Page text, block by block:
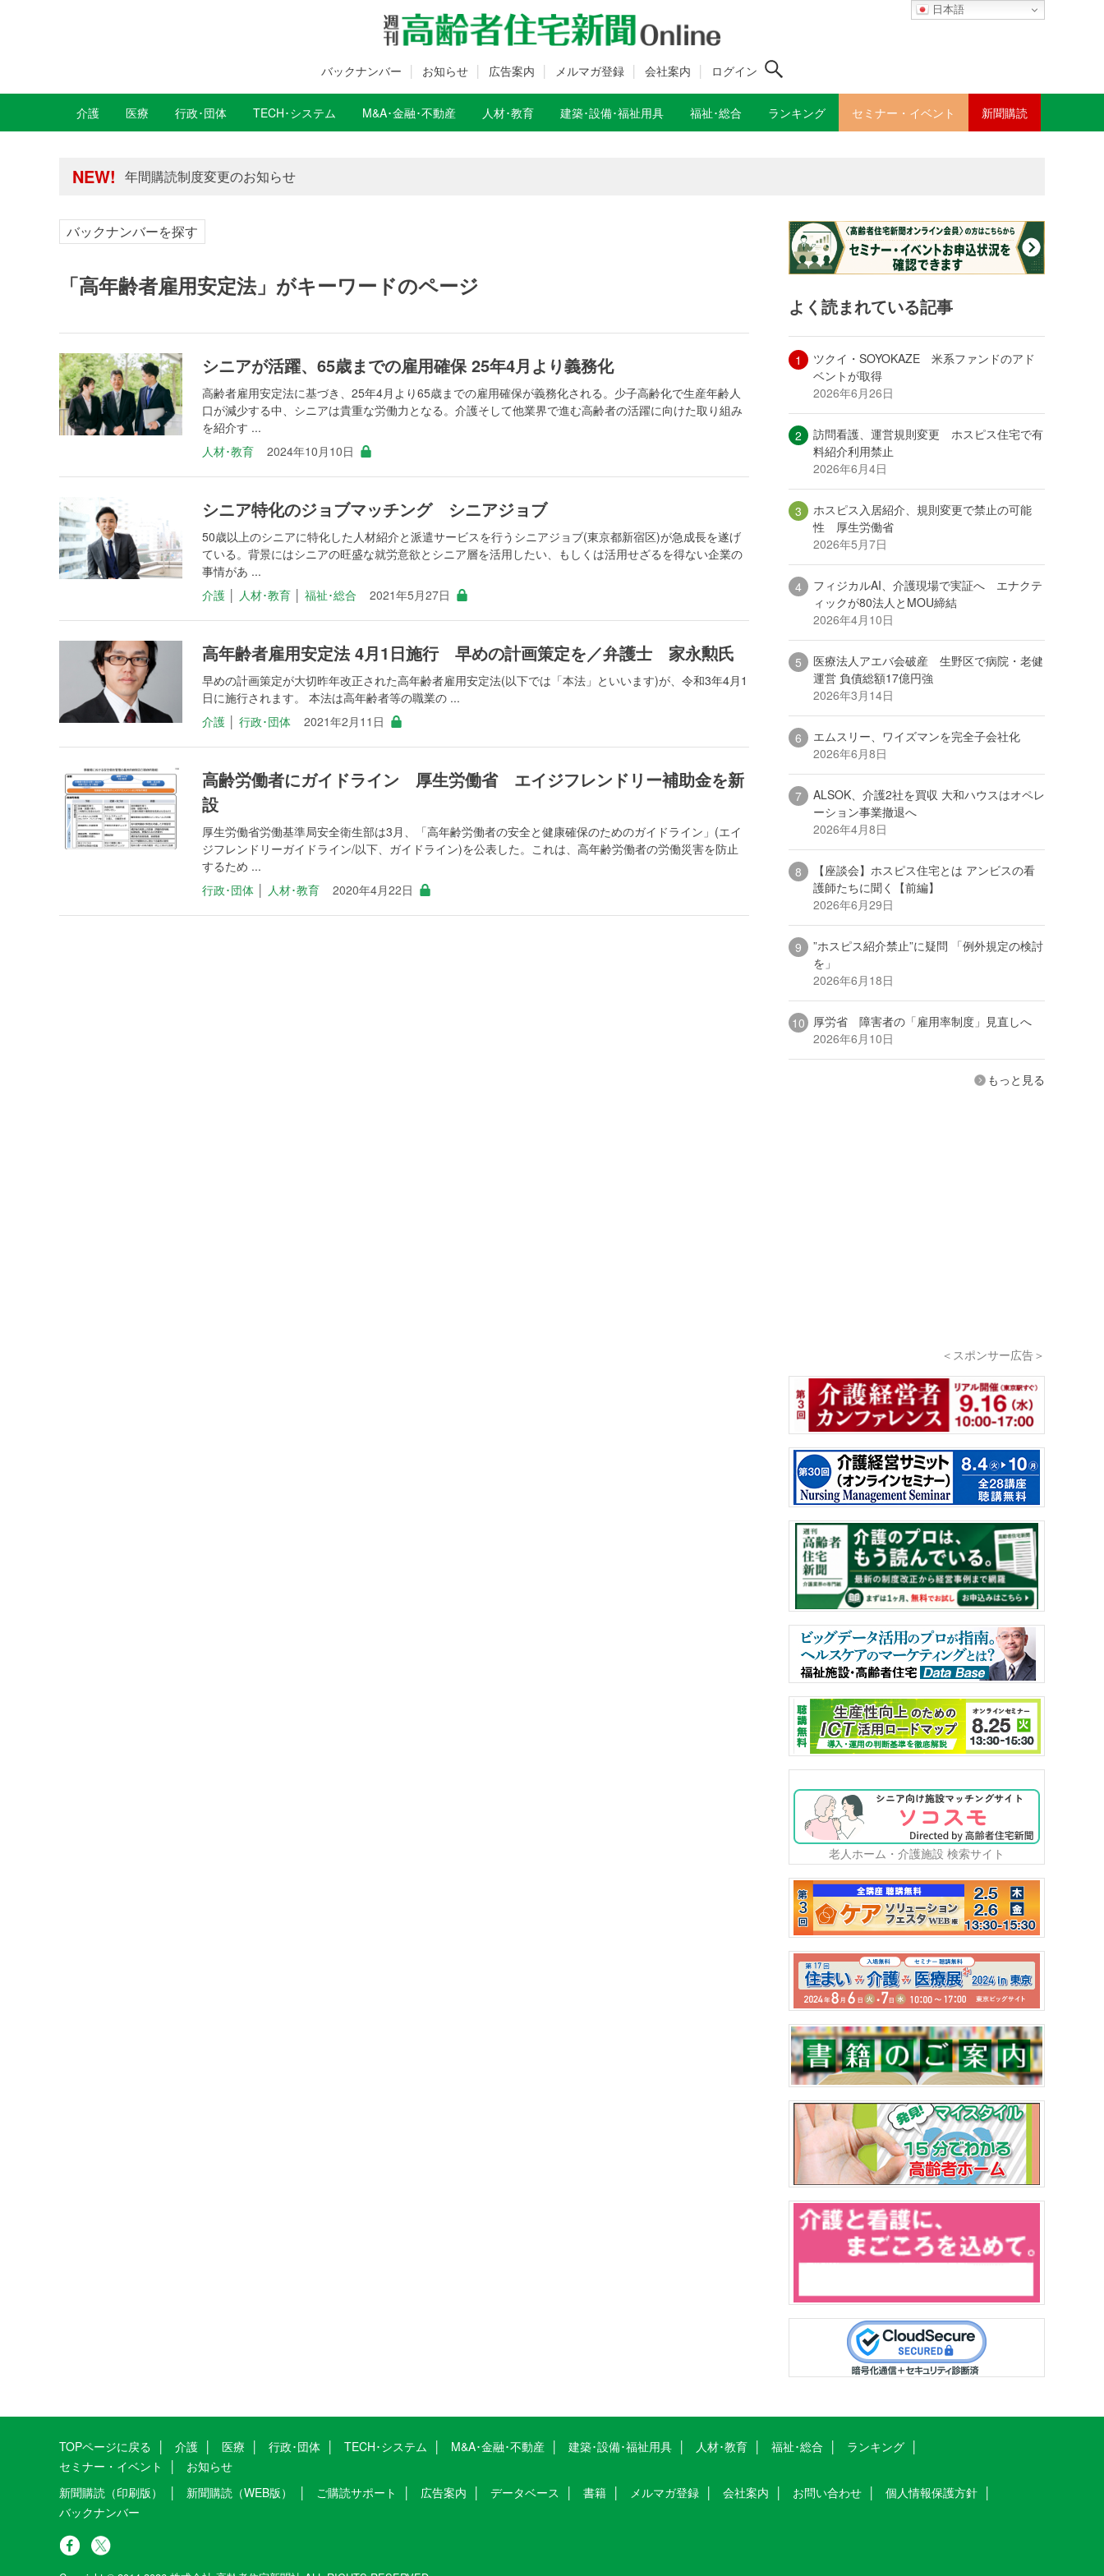
日本語
バックナンバー お知らせ 広告案内 メルマガ登録 会社案内 ログイン
介護 医療 行政･団体 TECH･システム M&A･金融･不動産 人材･教育 建築･設備･福祉用具 福祉･総合 ランキング セミナー・イベント 新聞購読
NEW!
年間購読制度変更のお知らせ
年間購読制度変更のお知らせ
バックナンバーを探す
「高年齢者雇用安定法」がキーワードのページ
シニアが活躍、65歳までの雇用確保 25年4月より義務化
高齢者雇用安定法に基づき、25年4月より65歳までの雇用確保が義務化される。少子高齢化で生産年齢人
口が減少する中、シニアは貴重な労働力となる。介護そして他業界で進む高齢者の活躍に向けた取り組み
を紹介す ...
人材･教育
2024年10月10日
シニア特化のジョブマッチング シニアジョブ
50歳以上のシニアに特化した人材紹介と派遣サービスを行うシニアジョブ(東京都新宿区)が急成長を遂げ
ている。背景にはシニアの旺盛な就労意欲とシニア層を活用したい、もしくは活用せざるを得ない企業の
事情があ ...
介護
人材･教育 福祉･総合 2021年5月27日
高年齢者雇用安定法 4月1日施行 早めの計画策定を／弁護士 家永勲氏
早めの計画策定が大切昨年改正された高年齢者雇用安定法(以下では「本法」といいます)が、令和3年4月1
日に施行されます。 本法は高年齢者等の職業の ...
介護
行政･団体 2021年2月11日
高齢労働者にガイドライン 厚生労働省 エイジフレンドリー補助金を新
設
厚生労働省労働基準局安全衛生部は3月、「高年齢労働者の安全と健康確保のためのガイドライン」(エイ
ジフレンドリーガイドライン/以下、ガイドライン)を公表した。これは、高年齢労働者の労働災害を防止
するため ...
行政･団体
人材･教育 2020年4月22日
よく読まれている記事
ツクイ・SOYOKAZE 米系ファンドのアド
ベントが取得
2026年6月26日
訪問看護、運営規則変更 ホスピス住宅で有
料紹介利用禁止
2026年6月4日
ホスピス入居紹介、規則変更で禁止の可能
性 厚生労働省
2026年5月7日
フィジカルAI、介護現場で実証へ エナクテ
ィックが80法人とMOU締結
2026年4月10日
医療法人アエバ会破産 生野区で病院・老健
運営 負債総額17億円強
2026年3月14日
エムスリー、ワイズマンを完全子会社化
2026年6月8日
ALSOK、介護2社を買収 大和ハウスはオペレ
ーション事業撤退へ
2026年4月8日
【座談会】ホスピス住宅とは アンビスの看
護師たちに聞く【前編】
2026年6月29日
”ホスピス紹介禁止”に疑問 「例外規定の検討
を」
2026年6月18日
厚労省 障害者の「雇用率制度」見直しへ
2026年6月10日
もっと見る
＜スポンサー広告＞
老人ホーム・介護施設 検索サイト
TOPページに戻る 介護 医療 行政･団体 TECH･システム M&A･金融･不動産 建築･設備･福祉用具 人材･教育 福祉･総合
ランキング
セミナー・イベント
お知らせ
新聞購読（印刷版）
新聞購読（WEB版） ご購読サポート 広告案内 データベース 書籍 メルマガ登録 会社案内 お問い合わせ
個人情報保護方針
バックナンバー